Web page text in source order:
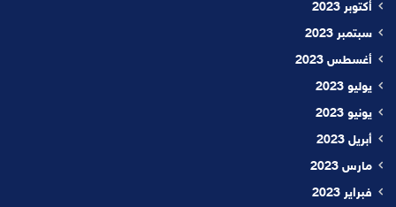
أكتوبر 2023
سبتمبر 2023
أغسطس 2023
يوليو 2023
يونيو 2023
أبريل 2023
مارس 2023
فبراير 2023